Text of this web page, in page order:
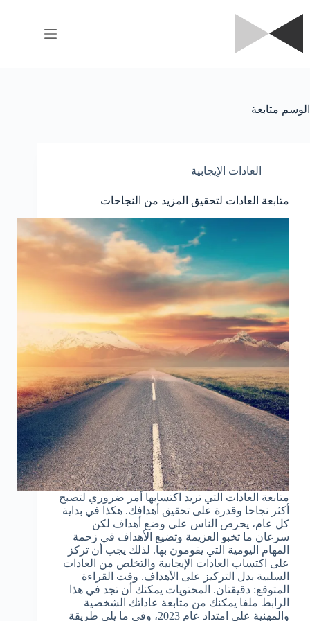
إلى
المحتوى
الوسم متابعة
العادات الإيجابية
متابعة العادات لتحقيق المزيد من النجاحات
متابعة العادات التي تريد اكتسابها أمر ضروري لتصبح
أكثر نجاحا وقدرة على تحقيق أهدافك. هكذا في بداية
كل عام، يحرص الناس على وضع أهداف لكن
سرعان ما تخبو العزيمة وتضيع الأهداف في زحمة
المهام اليومية التي يقومون بها. لذلك يجب أن تركز
على اكتساب العادات الإيجابية والتخلص من العادات
السلبية بدل التركيز على الأهداف. وقت القراءة
المتوقع: دقيقتان. المحتويات يمكنك أن تجد في هذا
الرابط ملفا يمكنك من متابعة عاداتك الشخصية
والمهنية على امتداد عام 2023، وفي ما يلي طريقة